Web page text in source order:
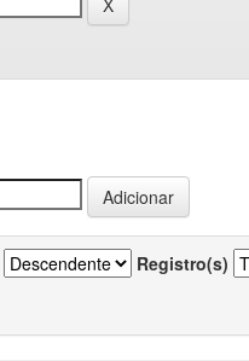
Registro(s)